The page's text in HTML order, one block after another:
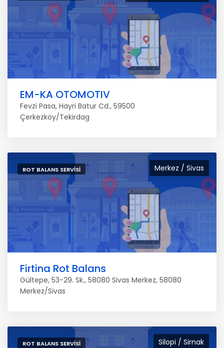
EM-KA OTOMOTIV
Fevzi Pasa, Hayri Batur Cd., 59500
Çerkezköy/Tekirdag
Merkez / Sivas
ROT BALANS SERVISI
Firtina Rot Balans
Gültepe, 53-29. Sk., 58080 Sivas Merkez, 58080
Merkez/Sivas
Silopi / Sirnak
ROT BALANS SERVISI